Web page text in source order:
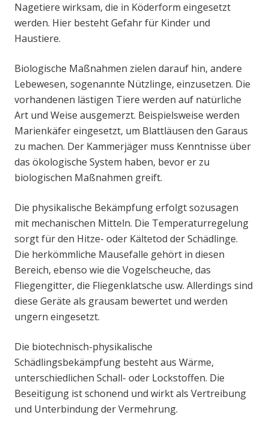
Nagetiere wirksam, die in Köderform eingesetzt
werden. Hier besteht Gefahr für Kinder und
Haustiere.
Biologische Maßnahmen zielen darauf hin, andere
Lebewesen, sogenannte Nützlinge, einzusetzen. Die
vorhandenen lästigen Tiere werden auf natürliche
Art und Weise ausgemerzt. Beispielsweise werden
Marienkäfer eingesetzt, um Blattläusen den Garaus
zu machen. Der Kammerjäger muss Kenntnisse über
das ökologische System haben, bevor er zu
biologischen Maßnahmen greift.
Die physikalische Bekämpfung erfolgt sozusagen
mit mechanischen Mitteln. Die Temperaturregelung
sorgt für den Hitze- oder Kältetod der Schädlinge.
Die herkömmliche Mausefalle gehört in diesen
Bereich, ebenso wie die Vogelscheuche, das
Fliegengitter, die Fliegenklatsche usw. Allerdings sind
diese Geräte als grausam bewertet und werden
ungern eingesetzt.
Die biotechnisch-physikalische
Schädlingsbekämpfung besteht aus Wärme,
unterschiedlichen Schall- oder Lockstoffen. Die
Beseitigung ist schonend und wirkt als Vertreibung
und Unterbindung der Vermehrung.